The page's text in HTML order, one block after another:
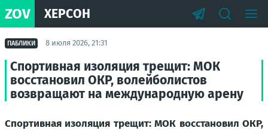
ZOV ХЕРСОН
ПАБЛИКИ 8 июля 2026, 21:31
Спортивная изоляция трещит: МОК
восстановил ОКР, волейболистов
возвращают на международную арену
Спортивная изоляция трещит: МОК восстановил ОКР,